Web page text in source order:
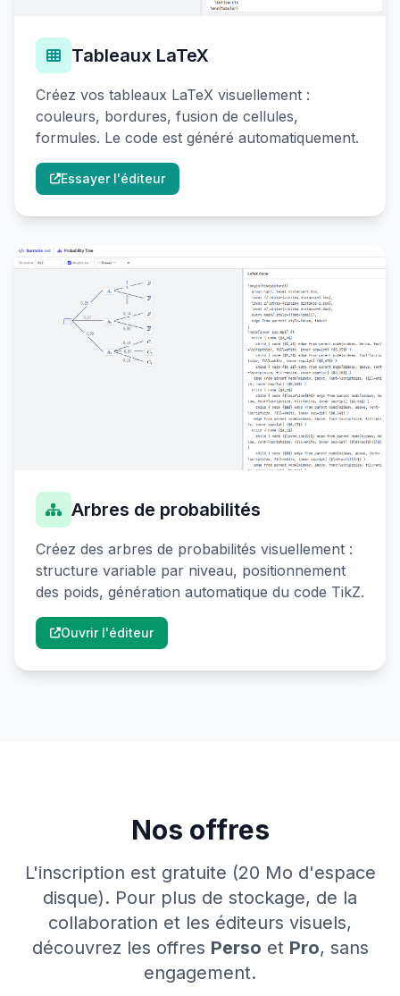
Tableaux LaTeX
Créez vos tableaux LaTeX visuellement :
couleurs, bordures, fusion de cellules,
formules. Le code est généré automatiquement.
Essayer l'éditeur
Arbres de probabilités
Créez des arbres de probabilités visuellement :
structure variable par niveau, positionnement
des poids, génération automatique du code TikZ.
Ouvrir l'éditeur
Nos offres
L'inscription est gratuite (20 Mo d'espace
disque). Pour plus de stockage, de la
collaboration et les éditeurs visuels,
découvrez les offres Perso et Pro, sans
engagement.